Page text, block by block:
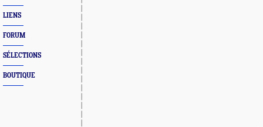
LIENS
FORUM
SÉLECTIONS
BOUTIQUE